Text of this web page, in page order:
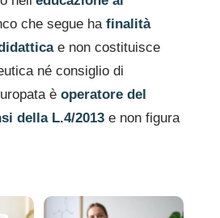
che segue ha finalità
e non costituisce
né consiglio di
è operatore del
della L.4/2013 e non figura